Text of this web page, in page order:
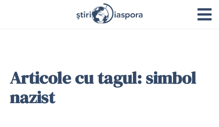
Articole cu tagul: simbol
nazist